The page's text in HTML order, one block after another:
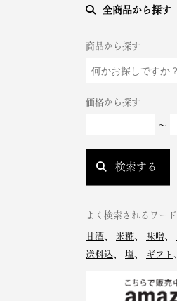
全商品から探す
商品から探す
価格から探す
～
検索する
よく検索されるワード
甘酒 米糀 味噌
送料込
塩 ギフト